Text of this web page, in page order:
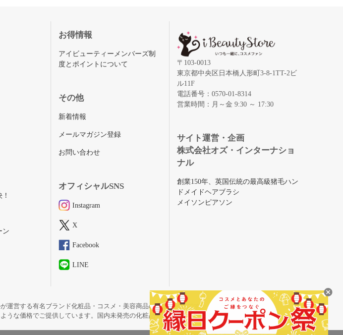
ン
お得情報
アイビューティーメンバーズ制
度とポイントについて
その他
新着情報
メールマガジン登録
お問い合わせ
オフィシャルSNS
Instagram
X
Facebook
LINE
〒103-0013
東京都中央区日本橋人形町3-8-1TT-2ビ
ル11F
電話番号：0570-01-8314
営業時間：月～金 9:30 ～ 17:30
サイト運営・企画
株式会社オズ・インターナショ
ナル
創業150年、英国伝統の最高級猪毛ハン
ドメイドヘアブラシ
メイソンピアソン
営する有名ブランド化粧品・コスメ・美容商品の通販サイトです。
うな価格でご提供しています。国内未発売の化粧品も取り揃えています。